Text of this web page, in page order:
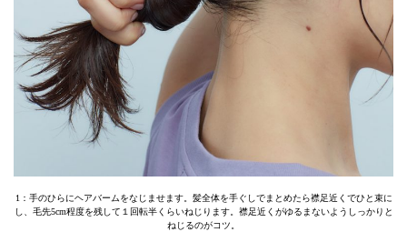
1：手のひらにヘアバームをなじませます。髪全体を手ぐしでまとめたら襟足近くでひと束に
し、毛先5cm程度を残して１回転半くらいねじります。襟足近くがゆるまないようしっかりと
ねじるのがコツ。